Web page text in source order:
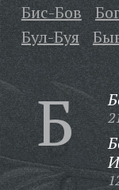
Бис-Бов
Бул-Буя
Б